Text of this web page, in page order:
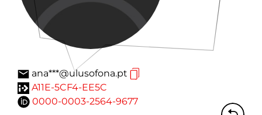
ana***@ulusofona.pt
A11E-5CF4-EE5C
0000-0003-2564-9677